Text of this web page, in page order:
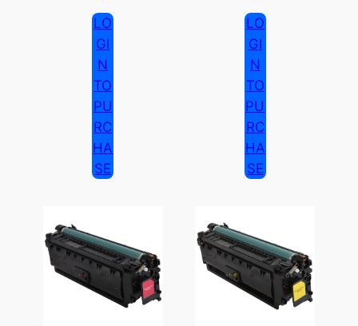
LO
GI
N
TO
PU
RC
HA
SE
LO
GI
N
TO
PU
RC
HA
SE